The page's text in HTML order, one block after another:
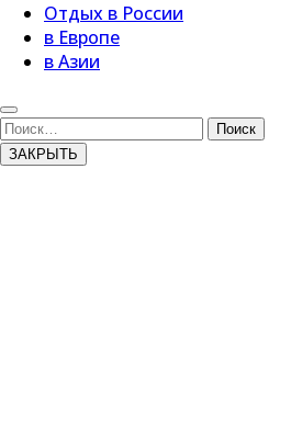
Отдых в России
в Европе
в Азии
Кнопка
Закрыть
Поиск
ЗАКРЫТЬ